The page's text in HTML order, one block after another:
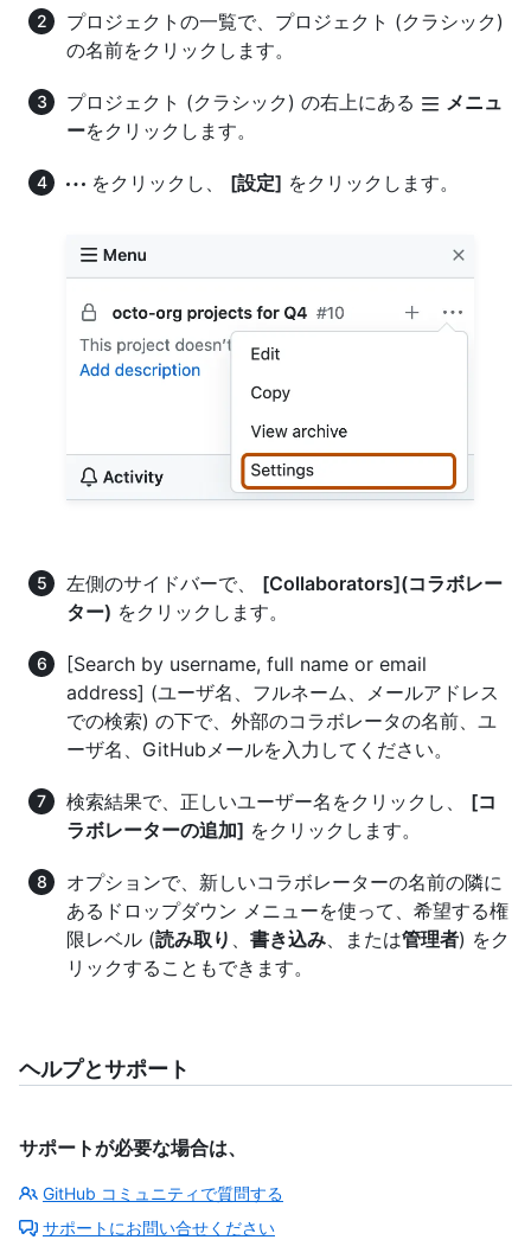
プロジェクトの一覧で、プロジェクト (クラシック)
の名前をクリックします。
プロジェクト (クラシック) の右上にある
メニュ
ーをクリックします。
をクリックし、 [設定] をクリックします。
左側のサイドバーで、 [Collaborators](コラボレー
ター) をクリックします。
[Search by username, full name or email
address] (ユーザ名、フルネーム、メールアドレス
での検索) の下で、外部のコラボレータの名前、ユ
ーザ名、GitHubメールを入力してください。
検索結果で、正しいユーザー名をクリックし、 [コ
ラボレーターの追加] をクリックします。
オプションで、新しいコラボレーターの名前の隣に
あるドロップダウン メニューを使って、希望する権
限レベル (読み取り 書き込み 、または管理者) をク
リックすることもできます。
ヘルプとサポート
サポートが必要な場合は、
GitHub コミュニティで質問する
サポートにお問い合せください